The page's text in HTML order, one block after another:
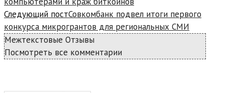
Следующий постСовкомбанк подвел итоги первого
конкурса микрогрантов для региональных СМИ
Межтекстовые Отзывы
Посмотреть все комментарии